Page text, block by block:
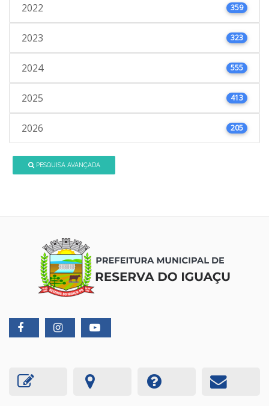
2022 359
2023 323
2024 555
2025 413
2026 205
PESQUISA AVANÇADA